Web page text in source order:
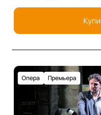
Опера Премьера